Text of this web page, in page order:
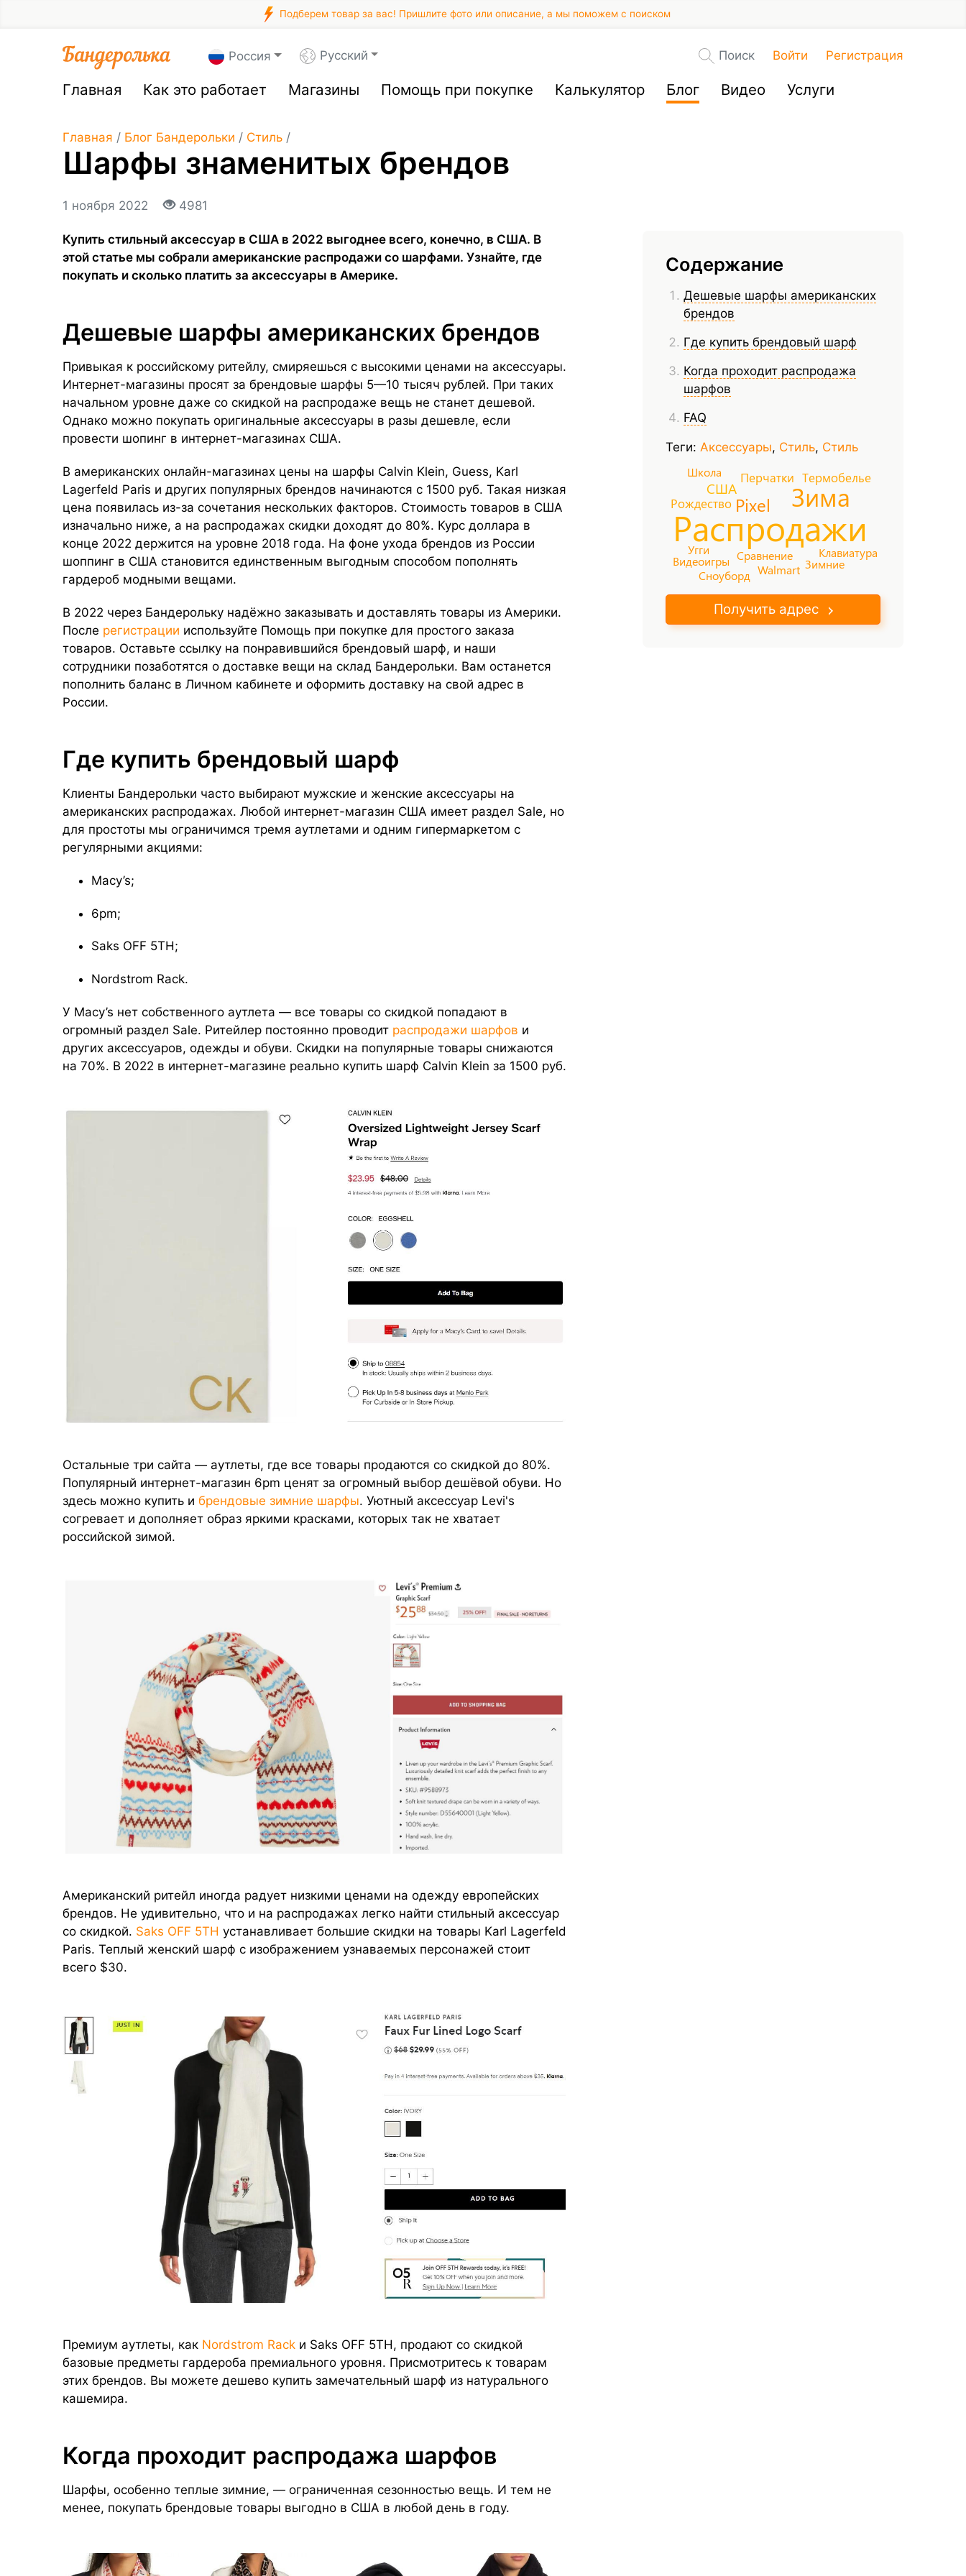
Подберем товар за вас! Пришлите фото или описание, а мы поможем с поиском
Россия Русский Поиск Войти Регистрация
Главная Как это работает Магазины Помощь при покупке Калькулятор Блог Видео Услуги
Главная / Блог Бандерольки / Стиль /
Шарфы знаменитых брендов
1 ноября 2022 4981
Содержание
Дешевые шарфы американских
брендов
Где купить брендовый шарф
Когда проходит распродажа
шарфов
FAQ
Теги:Аксессуары, Стиль, Стиль
Распродажи
Зима
Pixel
США
Термобелье
Перчатки
Рождество
Школа
Угги Клавиатура
Сравнение
Видеоигры Зимние
Walmart
Сноуборд
Получить адрес
Купить стильный аксессуар в США в 2022 выгоднее всего, конечно, в США. В
этой статье мы собрали американские распродажи со шарфами. Узнайте, где
покупать и сколько платить за аксессуары в Америке.
Дешевые шарфы американских брендов
Привыкая к российскому ритейлу, смиряешься с высокими ценами на аксессуары.
Интернет-магазины просят за брендовые шарфы 5—10 тысяч рублей. При таких
начальном уровне даже со скидкой на распродаже вещь не станет дешевой.
Однако можно покупать оригинальные аксессуары в разы дешевле, если
провести шопинг в интернет-магазинах США.
В американских онлайн-магазинах цены на шарфы Calvin Klein, Guess, Karl
Lagerfeld Paris и других популярных брендов начинаются с 1500 руб. Такая низкая
цена появилась из-за сочетания нескольких факторов. Стоимость товаров в США
изначально ниже, а на распродажах скидки доходят до 80%. Курс доллара в
конце 2022 держится на уровне 2018 года. На фоне ухода брендов из России
шоппинг в США становится единственным выгодным способом пополнять
гардероб модными вещами.
В 2022 через Бандерольку надёжно заказывать и доставлять товары из Америки.
После регистрации используйте Помощь при покупке для простого заказа
товаров. Оставьте ссылку на понравившийся брендовый шарф, и наши
сотрудники позаботятся о доставке вещи на склад Бандерольки. Вам останется
пополнить баланс в Личном кабинете и оформить доставку на свой адрес в
России.
Где купить брендовый шарф
Клиенты Бандерольки часто выбирают мужские и женские аксессуары на
американских распродажах. Любой интернет-магазин США имеет раздел Sale, но
для простоты мы ограничимся тремя аутлетами и одним гипермаркетом с
регулярными акциями:
Macy’s;
6pm;
Saks OFF 5TH;
Nordstrom Rack.
У Macy’s нет собственного аутлета — все товары со скидкой попадают в
огромный раздел Sale. Ритейлер постоянно проводит распродажи шарфов и
других аксессуаров, одежды и обуви. Скидки на популярные товары снижаются
на 70%. В 2022 в интернет-магазине реально купить шарф Calvin Klein за 1500 руб.
Остальные три сайта — аутлеты, где все товары продаются со скидкой до 80%.
Популярный интернет-магазин 6pm ценят за огромный выбор дешёвой обуви. Но
здесь можно купить и брендовые зимние шарфы. Уютный аксессуар Levi's
согревает и дополняет образ яркими красками, которых так не хватает
российской зимой.
Американский ритейл иногда радует низкими ценами на одежду европейских
брендов. Не удивительно, что и на распродажах легко найти стильный аксессуар
со скидкой. Saks OFF 5TH устанавливает большие скидки на товары Karl Lagerfeld
Paris. Теплый женский шарф с изображением узнаваемых персонажей стоит
всего $30.
Премиум аутлеты, как Nordstrom Rack и Saks OFF 5TH, продают со скидкой
базовые предметы гардероба премиального уровня. Присмотритесь к товарам
этих брендов. Вы можете дешево купить замечательный шарф из натурального
кашемира.
Когда проходит распродажа шарфов
Шарфы, особенно теплые зимние, — ограниченная сезонностью вещь. И тем не
менее, покупать брендовые товары выгодно в США в любой день в году.